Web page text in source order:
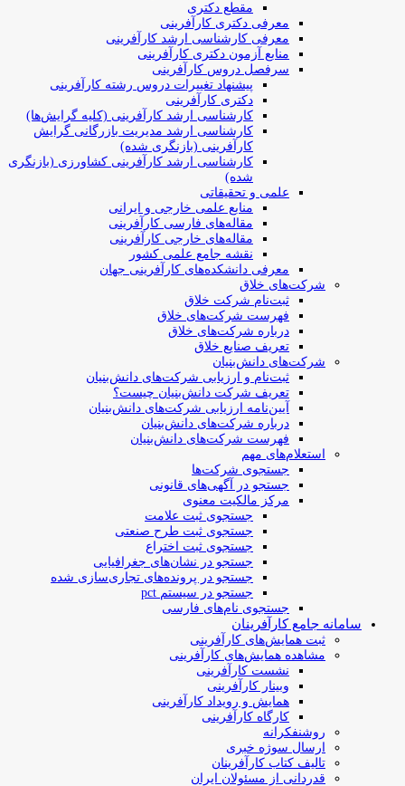
مقطع دکتری
معرفی دکتری کارآفرینی
معرفی کارشناسی ارشد کارآفرینی
منابع آزمون دکتری کارآفرینی
سرفصل دروس کارآفرینی
پیشنهاد تغییرات دروس رشته کارآفرینی
دکتری کارآفرینی
کارشناسی ارشد کارآفرینی (کلیه گرایش‌ها)
کارشناسی ارشد مدیریت بازرگانی گرایش
کارآفرینی (بازنگری شده)
کارشناسی ارشد کارآفرینی کشاورزی (بازنگری
شده)
علمی و تحقیقاتی
منابع علمی خارجی و ایرانی
مقاله‌های فارسی کارآفرینی
مقاله‌های خارجی کارآفرینی
نقشه جامع علمی کشور
معرفی دانشکده‌های کارآفرینی جهان
شرکت‌های خلاق
ثبت‌نام شرکت خلاق
فهرست شرکت‌های خلاق
درباره شرکت‌های خلاق
تعریف صنایع خلاق
شرکت‌های دانش‌بنیان
ثبت‌نام و ارزیابی شرکت‌های دانش‌بنیان
تعریف شرکت دانش‌بنیان چیست؟
آیین‌نامه ارزیابی شرکت‌های دانش‌بنیان
درباره شرکت‌های دانش‌بنیان
فهرست شرکت‌های دانش‌بنیان
استعلام‌های مهم
جستجوی شرکت‌ها
جستجو در آگهی‌های قانونی
مرکز مالکیت معنوی
جستجوی ثبت علامت
جستجوی ثبت طرح صنعتی
جستجوی ثبت اختراع
جستجو در نشان‌های جغرافیایی
جستجو در پرونده‌های تجاری‌سازی شده
جستجو در سیستم pct
جستجوی نام‌های فارسی
سامانه جامع کارآفرینان
ثبت همایش‌های کارآفرینی
مشاهده همایش‌های کارآفرینی
نشست کارآفرینی
وبینار کارآفرینی
همایش و رویداد کارآفرینی
کارگاه کارآفرینی
روشنفکرانه
ارسال سوژه‌ خبری
تالیف کتاب کارآفرینان
قدردانی از مسئولان ایران